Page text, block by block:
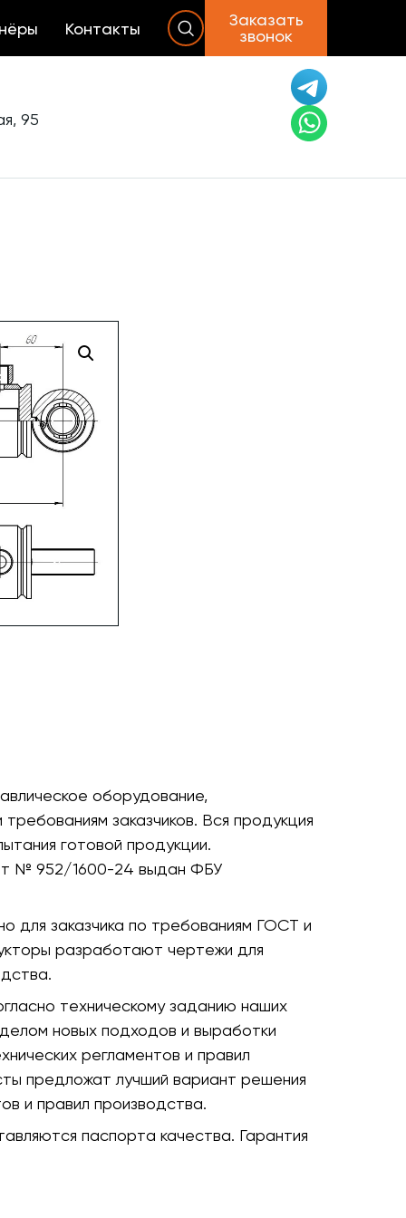
Контакты
Заказать
звонок
95
оборудование,
заказчиков. Вся продукция
готовой продукции.
№ 952/1600-24 выдан ФБУ
для заказчика по требованиям ГОСТ и
разработают чертежи для
техническому заданию наших
новых подходов и выработки
регламентов и правил
предложат лучший вариант решения
и правил производства.
паспорта качества. Гарантия